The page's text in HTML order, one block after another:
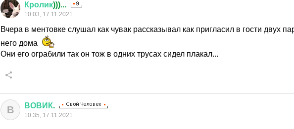
Кролик)))...
10:03, 17.11.2021
Вчера в ментовке слушал как чувак рассказывал как пригласил в гости двух
него дома
Они его ограбили так он тож в одних трусах сидел плакал...
В ВОВИК.
10:35, 17.11.2021